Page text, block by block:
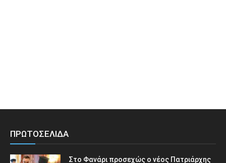
ΠΡΩΤΟΣΕΛΙΔΑ
Στο Φανάρι προσεχώς ο νέος Πατριάρχης